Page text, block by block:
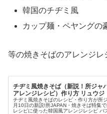
韓国のチヂミ風
カップ麺・ペヤングの
等の焼きそばのアレンジレ
チヂミ風焼きそば（新説！所ジャ
アレンジレシピ）作り方 リュウジ
チヂミ風焼きそばのレシピ・作り方が所
月10日の新説!所JAPAN・焼きそば特集
レシピに使った韓国風アレンジレシピ バ